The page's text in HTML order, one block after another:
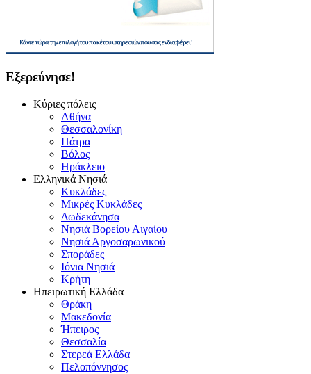
Εξερεύνησε!
Κύριες πόλεις
Αθήνα
Θεσσαλονίκη
Πάτρα
Βόλος
Ηράκλειο
Ελληνικά Νησιά
Κυκλάδες
Μικρές Κυκλάδες
Δωδεκάνησα
Νησιά Βορείου Αιγαίου
Νησιά Αργοσαρωνικού
Σποράδες
Ιόνια Νησιά
Κρήτη
Ηπειρωτική Ελλάδα
Θράκη
Μακεδονία
Ήπειρος
Θεσσαλία
Στερεά Ελλάδα
Πελοπόννησος